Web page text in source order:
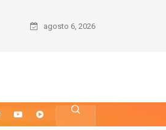
sua Permissão Internacional para Dirigir
agosto 6, 2026